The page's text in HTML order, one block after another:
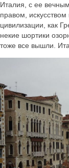
Италия, с ее
правом,
цивилизации, как
некие шортики
тоже все вышли.